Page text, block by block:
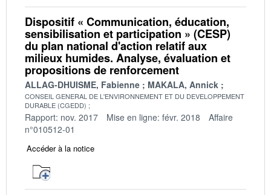
Dispositif « Communication, éducation,
sensibilisation et participation » (CESP)
du plan national d'action relatif aux
milieux humides. Analyse, évaluation et
propositions de renforcement
ALLAG-DHUISME, Fabienne MAKALA, Annick
CONSEIL GENERAL DE L'ENVIRONNEMENT ET DU DEVELOPPEMENT
DURABLE (CGEDD)
Rapport: nov. 2017 Mise en ligne: févr. 2018
Affaire
n°010512-01
Accéder à la notice